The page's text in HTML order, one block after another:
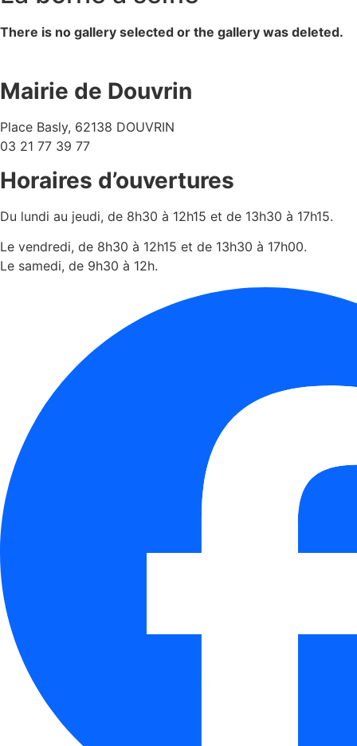
There is no gallery selected or the gallery was deleted.
Mairie de Douvrin
Place Basly, 62138 DOUVRIN
03 21 77 39 77
Horaires d’ouvertures
Du lundi au jeudi, de 8h30 à 12h15 et de 13h30 à 17h15.
Le vendredi, de 8h30 à 12h15 et de 13h30 à 17h00.
Le samedi, de 9h30 à 12h.